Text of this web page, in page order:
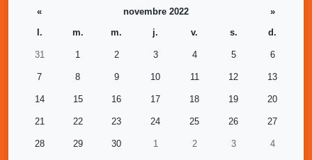
« novembre 2022
»
l.
m. m. j. v. s. d.
31 1 2 3 4 5 6
7 8 9 10 11 12 13
14 15 16 17 18 19 20
21 22 23 24 25 26 27
28 29 30 1 2 3 4